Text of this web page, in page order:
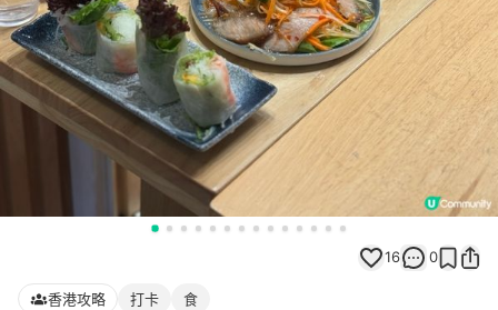
16 0
香港攻略 打卡 食